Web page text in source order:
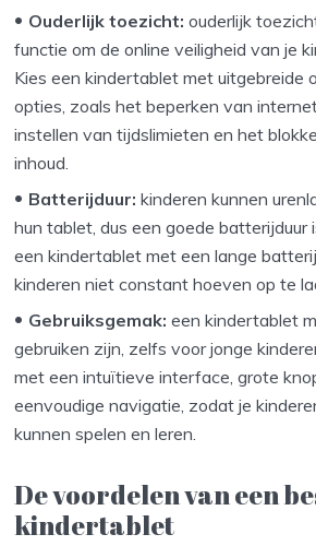
Ouderlijk toezicht: ouderlijk
functie om de online veiligheid van je
Kies een kindertablet met uitgebreide
opties, zoals het beperken van
instellen van tijdslimieten en het
inhoud.
Batterijduur:kinderen kunnen
hun tablet, dus een goede batterijduur
een kindertablet met een lange
kinderen niet constant hoeven op te
Gebruiksgemak:een kindertablet
gebruiken zijn, zelfs voor jonge
met een intuïtieve interface, grote
eenvoudige navigatie, zodat je
kunnen spelen en leren.
De voordelen van een
kindertablet